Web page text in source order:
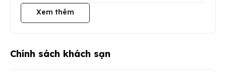
Xem thêm
Chính sách khách sạn